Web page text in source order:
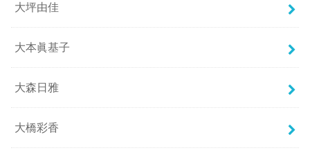
大坪由佳
大本眞基子
大森日雅
大橋彩香